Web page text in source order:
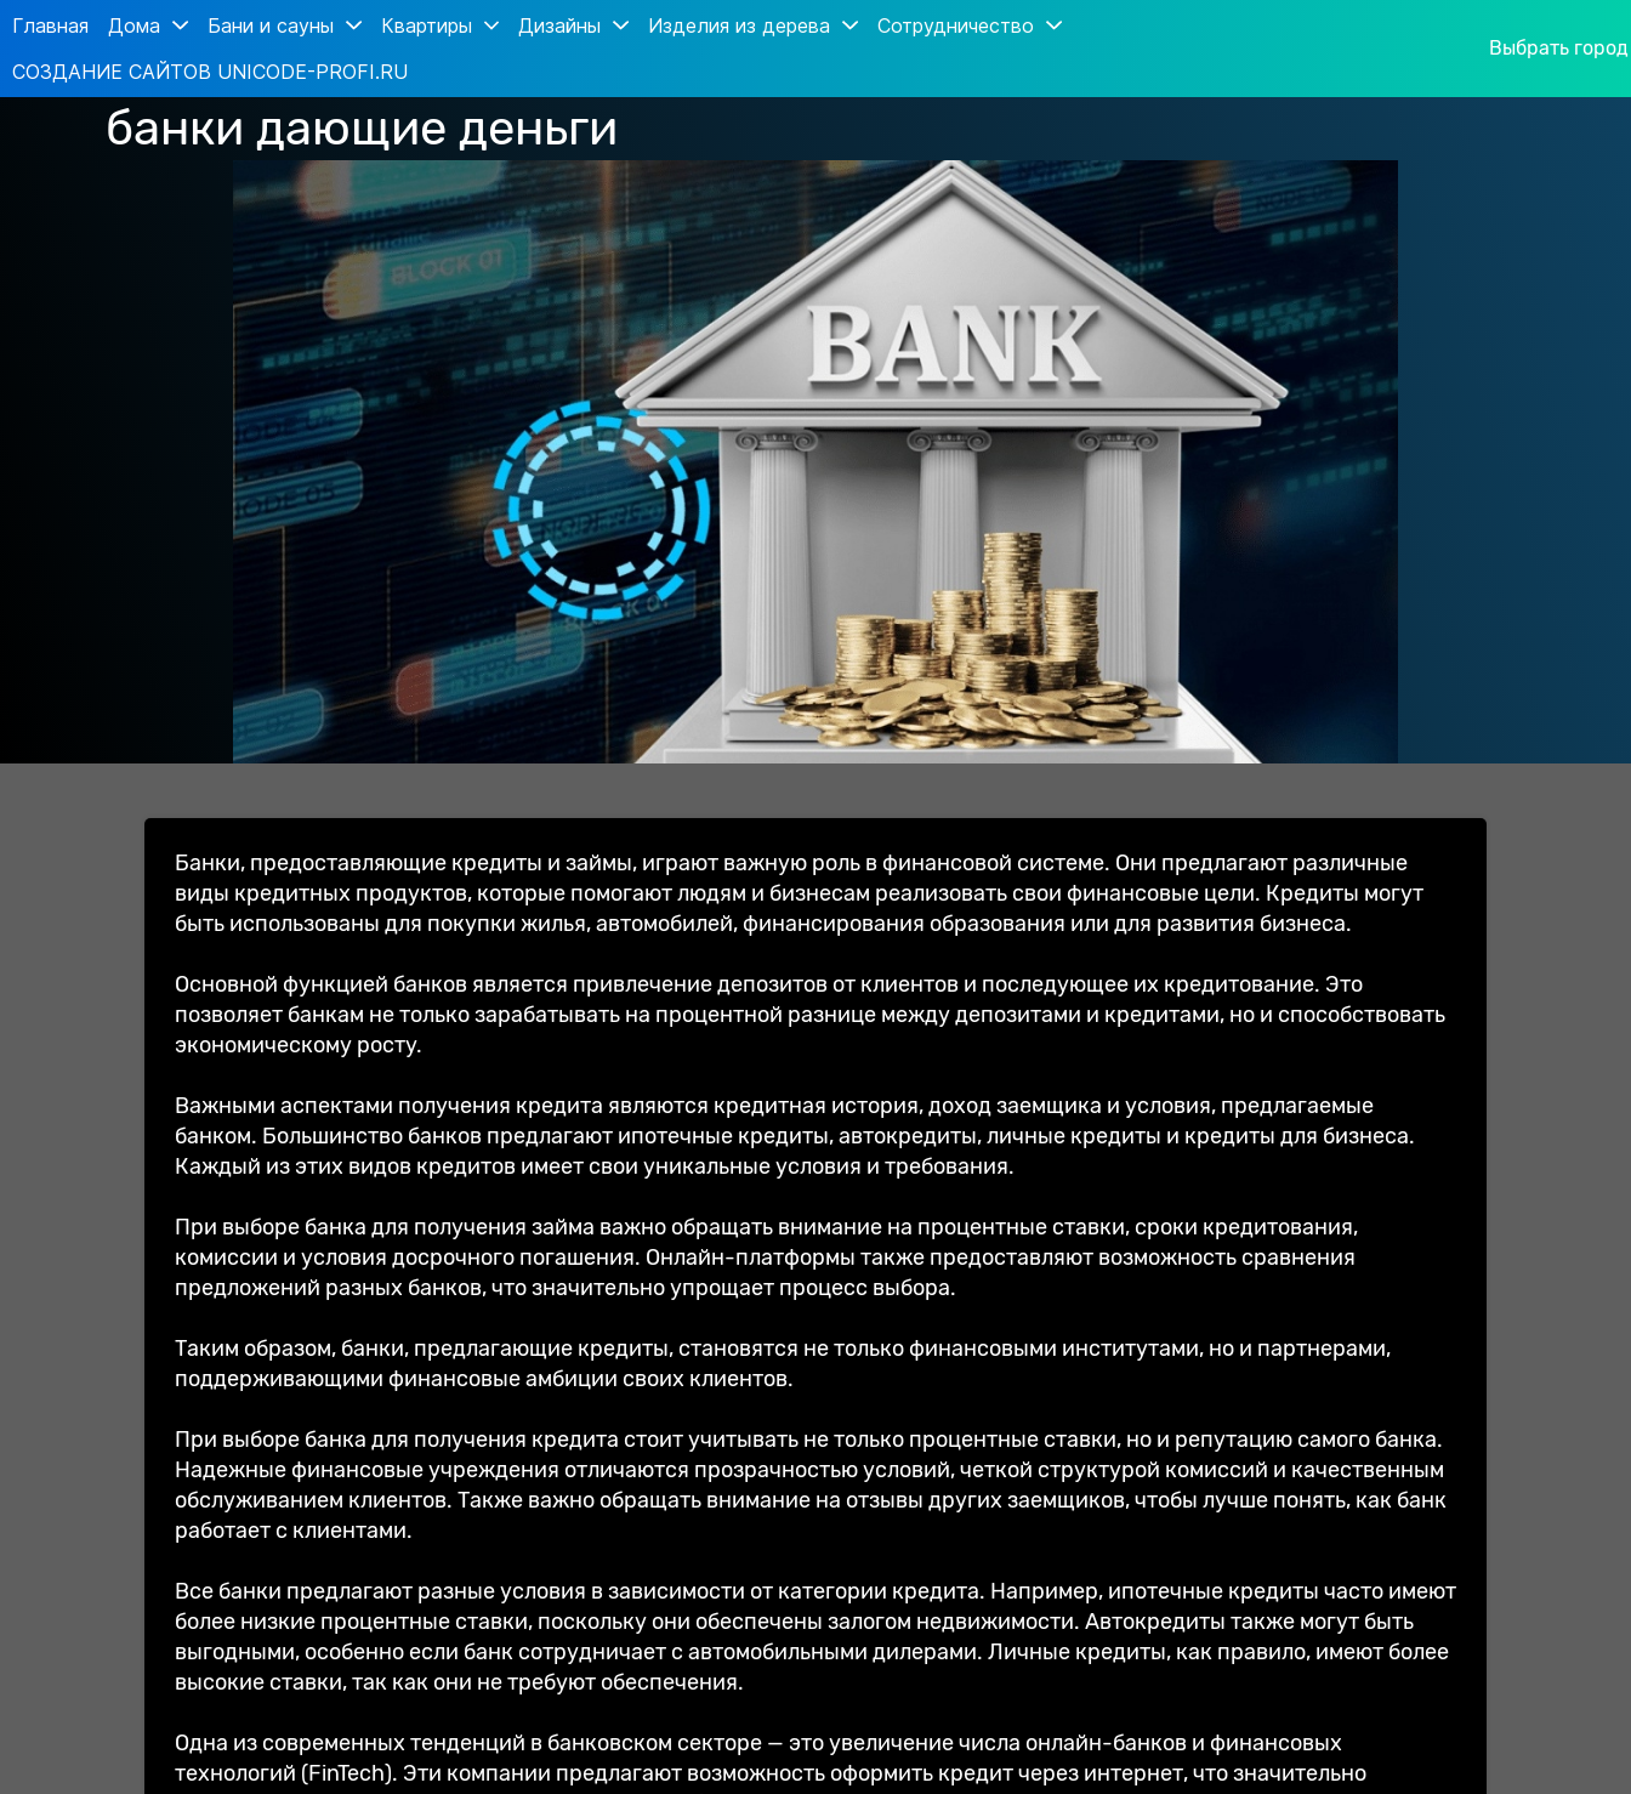
Главная Дома Бани и сауны Квартиры Дизайны Изделия из дерева
Сотрудничество
СОЗДАНИЕ САЙТОВ UNICODE-PROFI.RU
Выбрать город
банки дающие деньги
Читайте полезные статьи у нас на сайте
Банки, предоставляющие кредиты и займы, играют важную роль в финансовой системе. Они предлагают различные
виды кредитных продуктов, которые помогают людям и бизнесам реализовать свои финансовые цели. Кредиты могут
быть использованы для покупки жилья, автомобилей, финансирования образования или для развития бизнеса.
Основной функцией банков является привлечение депозитов от клиентов и последующее их кредитование. Это
позволяет банкам не только зарабатывать на процентной разнице между депозитами и кредитами, но и способствовать
экономическому росту.
Важными аспектами получения кредита являются кредитная история, доход заемщика и условия, предлагаемые
банком. Большинство банков предлагают ипотечные кредиты, автокредиты, личные кредиты и кредиты для бизнеса.
Каждый из этих видов кредитов имеет свои уникальные условия и требования.
При выборе банка для получения займа важно обращать внимание на процентные ставки, сроки кредитования,
комиссии и условия досрочного погашения. Онлайн-платформы также предоставляют возможность сравнения
предложений разных банков, что значительно упрощает процесс выбора.
Таким образом, банки, предлагающие кредиты, становятся не только финансовыми институтами, но и партнерами,
поддерживающими финансовые амбиции своих клиентов.
При выборе банка для получения кредита стоит учитывать не только процентные ставки, но и репутацию самого банка.
Надежные финансовые учреждения отличаются прозрачностью условий, четкой структурой комиссий и качественным
обслуживанием клиентов. Также важно обращать внимание на отзывы других заемщиков, чтобы лучше понять, как банк
работает с клиентами.
Все банки предлагают разные условия в зависимости от категории кредита. Например, ипотечные кредиты часто имеют
более низкие процентные ставки, поскольку они обеспечены залогом недвижимости. Автокредиты также могут быть
выгодными, особенно если банк сотрудничает с автомобильными дилерами. Личные кредиты, как правило, имеют более
высокие ставки, так как они не требуют обеспечения.
Одна из современных тенденций в банковском секторе — это увеличение числа онлайн-банков и финансовых
технологий (FinTech). Эти компании предлагают возможность оформить кредит через интернет, что значительно